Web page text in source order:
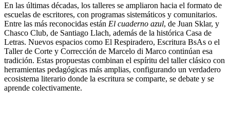
En las últimas décadas, los talleres se ampliaron hacia el formato de
escuelas de escritores, con programas sistemáticos y comunitarios.
Entre las más reconocidas están El cuaderno azul, de Juan Sklar, y
Chasco Club, de Santiago Llach, además de la histórica Casa de
Letras. Nuevos espacios como El Respiradero, Escritura BsAs o el
Taller de Corte y Corrección de Marcelo di Marco continúan esa
tradición. Estas propuestas combinan el espíritu del taller clásico con
herramientas pedagógicas más amplias, configurando un verdadero
ecosistema literario donde la escritura se comparte, se debate y se
aprende colectivamente.